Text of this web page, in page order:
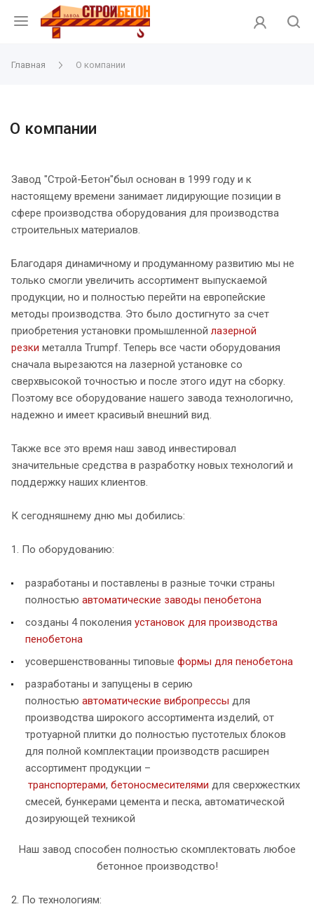
Главная О компании
О компании
Завод "Строй-Бетон"был основан в 1999 году и к
настоящему времени занимает лидирующие позиции в
сфере производства оборудования для производства
строительных материалов.
Благодаря динамичному и продуманному развитию мы не
только смогли увеличить ассортимент выпускаемой
продукции, но и полностью перейти на европейские
методы производства. Это было достигнуто за счет
приобретения установки промышленной лазерной
резки металла Trumpf. Теперь все части оборудования
сначала вырезаются на лазерной установке со
сверхвысокой точностью и после этого идут на сборку.
Поэтому все оборудование нашего завода технологично,
надежно и имеет красивый внешний вид.
Также все это время наш завод инвестировал
значительные средства в разработку новых технологий и
поддержку наших клиентов.
К сегодняшнему дню мы добились:
1. По оборудованию:
разработаны и поставлены в разные точки страны
полностью автоматические заводы пенобетона
созданы 4 поколения установок для производства
пенобетона
усовершенствованны типовые формы для пенобетона
разработаны и запущены в серию
полностью автоматические вибропрессы для
производства широкого ассортимента изделий, от
тротуарной плитки до полностью пустотелых блоков
для полной комплектации производств расширен
ассортимент продукции –
транспортерами, бетоносмесителями для сверхжестких
смесей, бункерами цемента и песка, автоматической
дозирующей техникой
Наш завод способен полностью скомплектовать любое
бетонное производство!
2. По технологиям: